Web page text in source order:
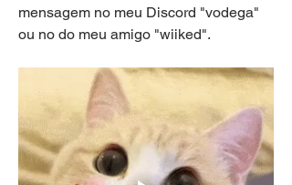
mensagem no meu Discord "vodega"
ou no do meu amigo "wiiked".